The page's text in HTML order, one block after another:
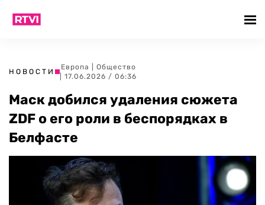
НОВОСТИ
Европа
Общество
| 17.06.2026 / 06:36
Маск добился удаления сюжета
ZDF о его роли в беспорядках в
Белфасте